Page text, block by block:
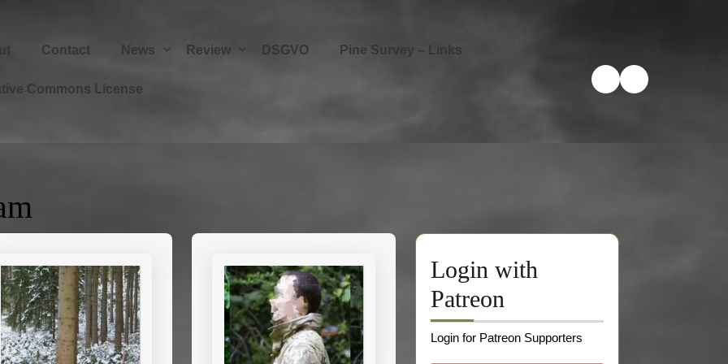
Contact News Review DSGVO Pine Survey – Links
Commons License
Login with
Patreon
Login for Patreon Supporters